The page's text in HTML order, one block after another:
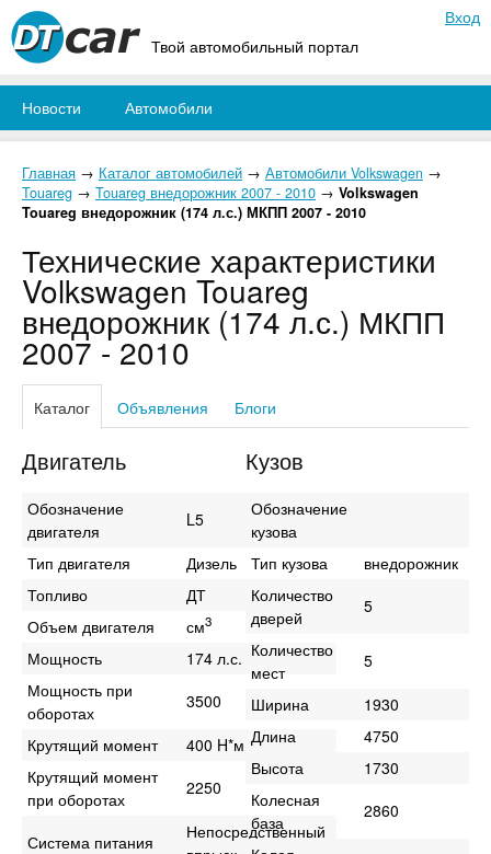
Твой автомобильный портал
Вход
Новости Автомобили
Главная → Каталог автомобилей → Автомобили Volkswagen →
Touareg → Touareg внедорожник 2007 - 2010 → Volkswagen
Touareg внедорожник (174 л.с.) МКПП 2007 - 2010
Технические характеристики
Volkswagen Touareg
внедорожник (174 л.с.) МКПП
2007 - 2010
Каталог Объявления Блоги
Двигатель
Обозначение
двигателя
L5
Тип двигателя
Дизель
Топливо
ДТ
Объем двигателя
см3
Мощность
174 л.с.
Мощность при
оборотах
3500
Крутящий момент
400 H*м
Крутящий момент
при оборотах
2250
Система питания
Непосредственный
Кузов
Обозначение
кузова
Тип кузова
внедорожник
Количество
дверей
5
Количество
мест
5
Ширина
1930
Длина
4750
Высота
1730
Колесная
база
2860